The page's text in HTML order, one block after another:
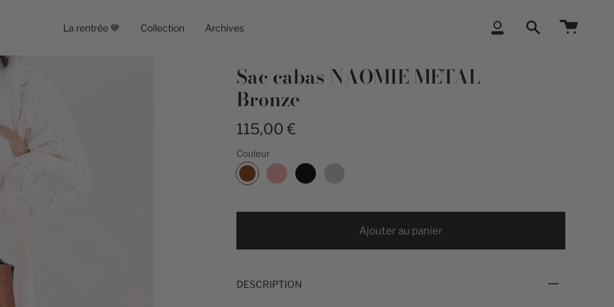
La rentrée 🤎 Collection Archives Compte Recherche
Sac cabas NAOMIE METAL -
Bronze
115,00 €
Couleur
Bronze
Ajouter au panier
DESCRIPTION